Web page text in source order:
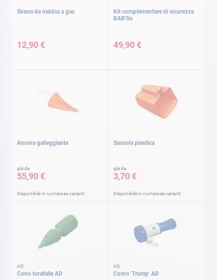
Sirena da nebbia a gas
12,90 €
Kit complementare di sicurezza
BAB'So
49,90 €
Ancora galleggiante
già da
55,90 €
Disponibile in numerose varianti
Sassola plastica
già da
3,70 €
Disponibile in numerose varianti
AD
Cono turafalle AD
AD
Corno 'Trump' AD